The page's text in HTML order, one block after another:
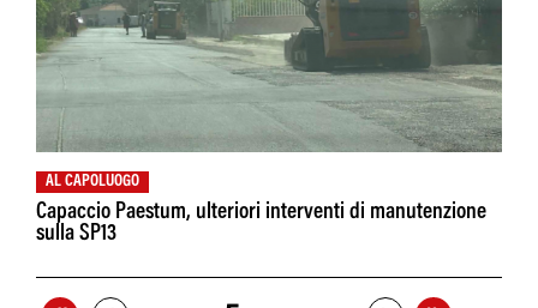
AL CAPOLUOGO
Capaccio Paestum, ulteriori interventi di manutenzione
sulla SP13